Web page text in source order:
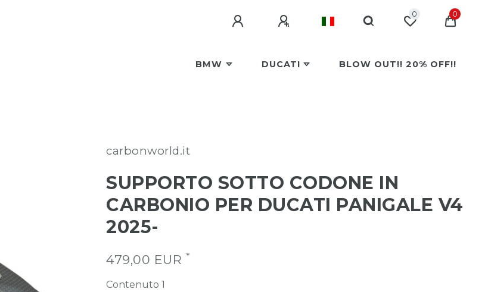
0 0
BMW DUCATI BLOW OUT!! 20% OFF!!
carbonworld.it
SUPPORTO SOTTO CODONE IN
CARBONIO PER DUCATI PANIGALE V4
2025-
479,00 EUR *
Contenuto 1